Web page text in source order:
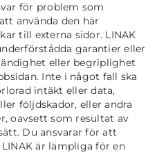
för problem som
använda den här
till externa sidor. LINAK
garantier eller
eller begriplighet
Inte i något fall ska
intäkt eller data,
följdskador, eller andra
oavsett som resultat av
Du ansvarar för att
är lämpliga för en